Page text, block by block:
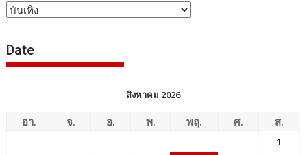
หัวข้อ
Date
สิงหาคม 2026
อา. จ. อ. พ. พฤ. ศ.
ส.
1